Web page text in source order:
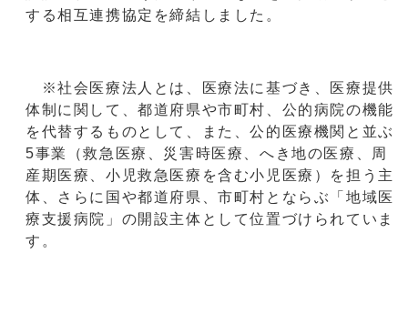
する相互連携協定を締結しました。
※社会医療法人とは、医療法に基づき、医療提供
体制に関して、都道府県や市町村、公的病院の機能
を代替するものとして、また、公的医療機関と並ぶ
5事業（救急医療、災害時医療、へき地の医療、周
産期医療、小児救急医療を含む小児医療）を担う主
体、さらに国や都道府県、市町村とならぶ「地域医
療支援病院」の開設主体として位置づけられていま
す。